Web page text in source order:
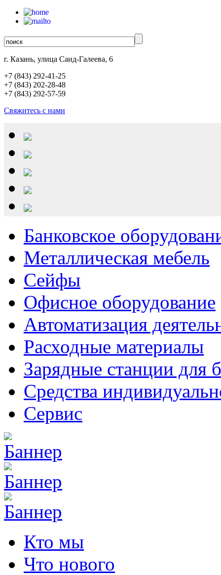
г. Казань, улица Саид-Галеева, 6
+7 (843) 292-41-25
+7 (843) 202-28-48
+7 (843) 292-57-59
Свяжитесь с нами
Банковское
Металлическая мебель
Сейфы
Офисное оборудование
Автоматизация
Расходные материалы
Зарядные станции для
Средства
Сервис
Кто мы
Что нового